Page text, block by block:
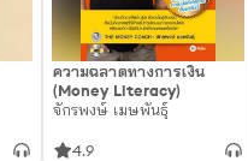
ความฉลาดทางการเงิน
(Money Literacy)
จักรพงษ์ เมษพันธุ์
4.9